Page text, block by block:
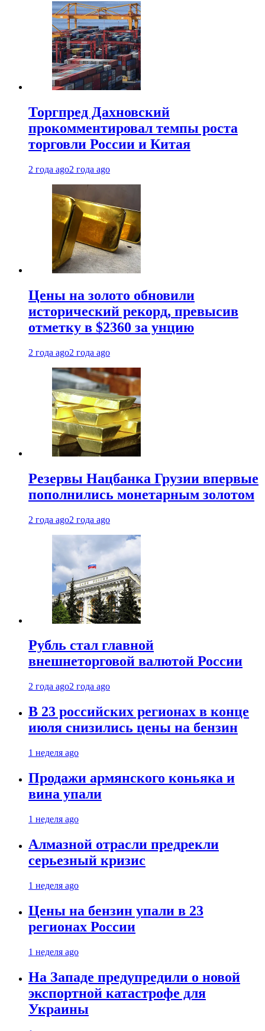
Торгпред Дахновский
прокомментировал темпы роста
торговли России и Китая
2 года ago2 года ago
Цены на золото обновили
исторический рекорд, превысив
отметку в $2360 за унцию
2 года ago2 года ago
Резервы Нацбанка Грузии впервые
пополнились монетарным золотом
2 года ago2 года ago
Рубль стал главной
внешнеторговой валютой России
2 года ago2 года ago
В 23 российских регионах в конце
июля снизились цены на бензин
1 неделя ago
Продажи армянского коньяка и
вина упали
1 неделя ago
Алмазной отрасли предрекли
серьезный кризис
1 неделя ago
Цены на бензин упали в 23
регионах России
1 неделя ago
На Западе предупредили о новой
экспортной катастрофе для
Украины